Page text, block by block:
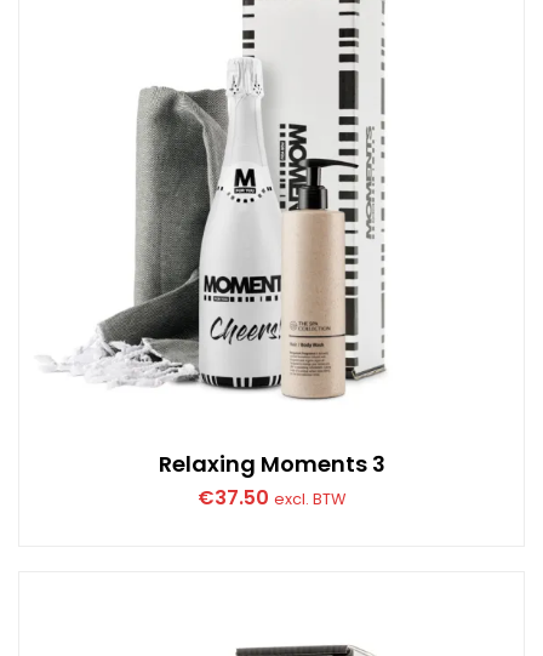
Relaxing Moments 3
€37.50 excl. BTW